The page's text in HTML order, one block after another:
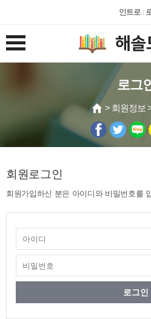
인트로
로그
> 회원정보
회원로그인
회원가입하신 분은 아이디와 비밀번호를